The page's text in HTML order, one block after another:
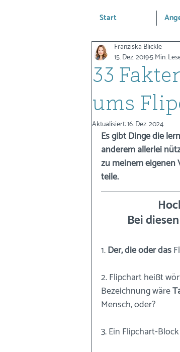
Start
33
ums
Franziska Blickle
15. Dez. 20195 Min.
Aktualisiert:16. Dez. 2024
Es gibt Dinge die
anderem allerlei
zu meinem eigenen
teile.
Bei diesen
1. Der, die oder das
2. Flipchart heißt
Bezeichnung wäre
Mensch, oder?
3. Ein Flipchart-